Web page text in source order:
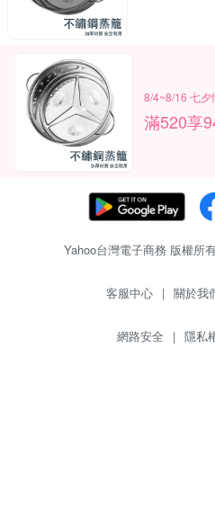
8/4~8/16 七
滿520享
Yahoo台灣電子商務 版權所
客服中心 | 關於我
網路安全 | 隱私